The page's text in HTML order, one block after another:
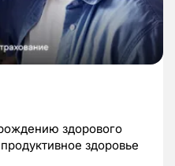
здорового
здоровье